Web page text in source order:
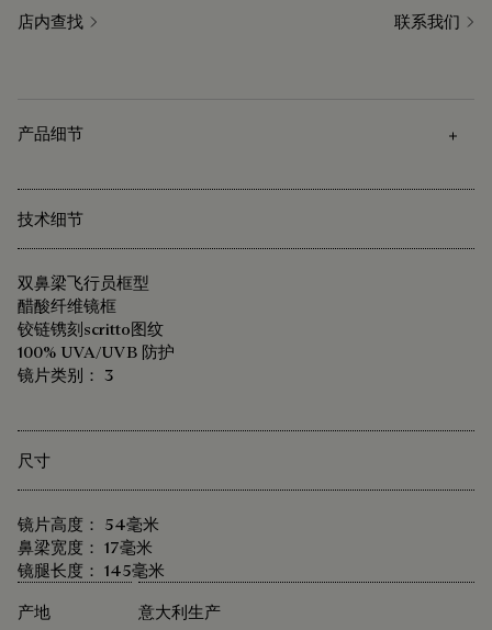
店内查找
联系我们
产品细节
技术细节
双鼻梁飞行员框型
醋酸纤维镜框
铰链镌刻scritto图纹
100% UVA/UVB 防护
镜片类别： 3
尺寸
镜片高度： 54毫米
鼻梁宽度： 17毫米
镜腿长度： 145毫米
产地
意大利生产